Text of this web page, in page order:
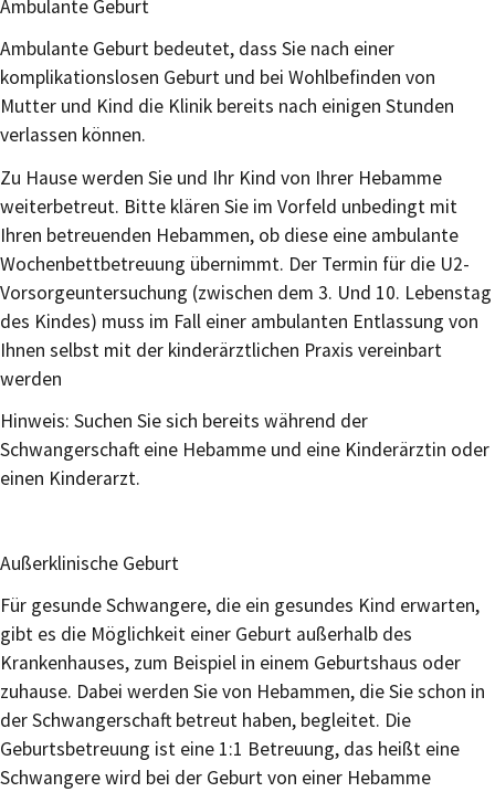
Ambulante Geburt
Ambulante Geburt bedeutet, dass Sie nach einer
komplikationslosen Geburt und bei Wohlbefinden von
Mutter und Kind die Klinik bereits nach einigen Stunden
verlassen können.
Zu Hause werden Sie und Ihr Kind von Ihrer Hebamme
weiterbetreut. Bitte klären Sie im Vorfeld unbedingt mit
Ihren betreuenden Hebammen, ob diese eine ambulante
Wochenbettbetreuung übernimmt. Der Termin für die U2-
Vorsorgeuntersuchung (zwischen dem 3. Und 10. Lebenstag
des Kindes) muss im Fall einer ambulanten Entlassung von
Ihnen selbst mit der kinderärztlichen Praxis vereinbart
werden
Hinweis: Suchen Sie sich bereits während der
Schwangerschaft eine Hebamme und eine Kinderärztin oder
einen Kinderarzt.
Außerklinische Geburt
Für gesunde Schwangere, die ein gesundes Kind erwarten,
gibt es die Möglichkeit einer Geburt außerhalb des
Krankenhauses, zum Beispiel in einem Geburtshaus oder
zuhause. Dabei werden Sie von Hebammen, die Sie schon in
der Schwangerschaft betreut haben, begleitet. Die
Geburtsbetreuung ist eine 1:1 Betreuung, das heißt eine
Schwangere wird bei der Geburt von einer Hebamme